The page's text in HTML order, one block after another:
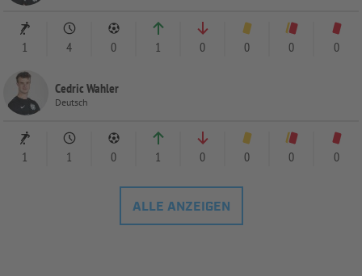
1 4 0 1 0 0 0 0
Cedric Wahler
Deutsch
1 1 0 1 0 0 0 0
ALLE ANZEIGEN